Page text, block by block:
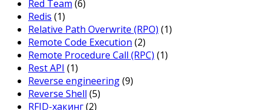
Red Team (6)
Redis (1)
Relative Path Overwrite (RPO) (1)
Remote Code Execution (2)
Remote Procedure Call (RPC) (1)
Rest API (1)
Reverse engineering(9)
Reverse Shell (5)
RFID-хакинг(2)